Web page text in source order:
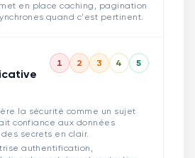
en place caching, pagination
quand c'est pertinent.
1 2 3 4 5
la sécurité comme un sujet
confiance aux données
secrets en clair.
authentification,